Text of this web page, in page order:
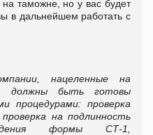
на таможне, но у вас будет
в дальнейшем работать с
нацеленные на
должны быть готовы
процедурами: проверка
на подлинность
формы СТ-1,